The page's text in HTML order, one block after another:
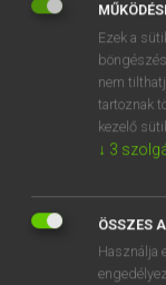
EURÓPAI UNIÓS
Kapcsolódó anyagok
protective helmet
protective
protective plastic
Ezek a
nem
tartoznak
kezelő
↓ 3
ÖSSZES
Használja